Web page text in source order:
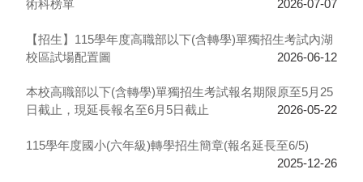
術科榜單
2026-07-07
【招生】115學年度高職部以下(含轉學)單獨招生考試內湖
校區試場配置圖
2026-06-12
本校高職部以下(含轉學)單獨招生考試報名期限原至5月25
日截止，現延長報名至6月5日截止
2026-05-22
115學年度國小(六年級)轉學招生簡章(報名延長至6/5)
2025-12-26